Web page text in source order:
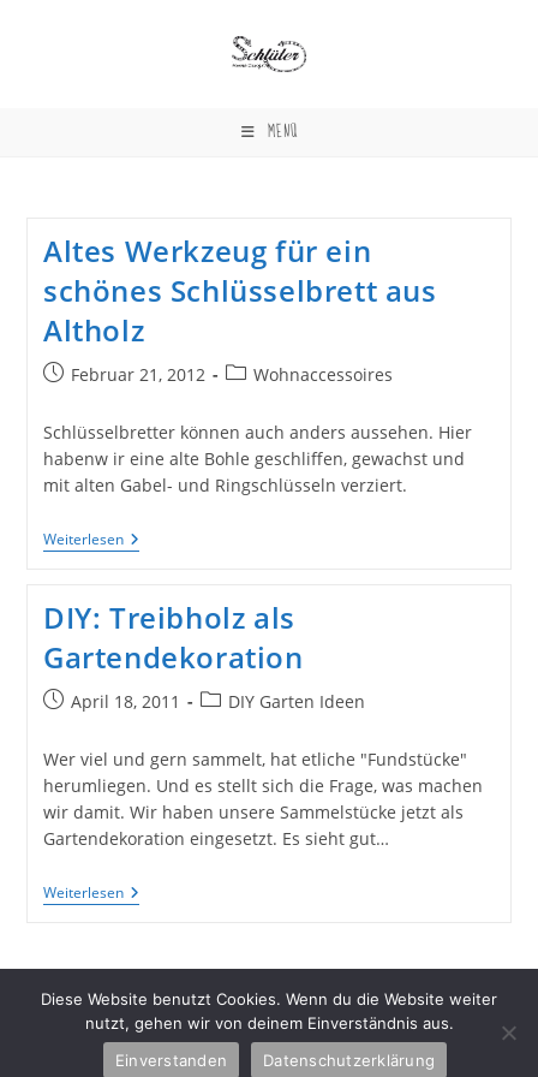
MENÜ
Altes Werkzeug für ein
schönes Schlüsselbrett aus
Altholz
BeitragFebruar 21, 2012
Beitrags-
Wohnaccessoires
Schlüsselbretter können auch anders aussehen. Hier
habenw ir eine alte Bohle geschliffen, gewachst und
mit alten Gabel- und Ringschlüsseln verziert.
WeiterlesenAltes
Werkzeug
Schönes
Schlüsselbrett
Aus
Altholz
DIY: Treibholz als
Gartendekoration
BeitragApril 18, 2011
Beitrags-
DIY Garten Ideen
Wer viel und gern sammelt, hat etliche "Fundstücke"
herumliegen. Und es stellt sich die Frage, was machen
wir damit. Wir haben unsere Sammelstücke jetzt als
Gartendekoration eingesetzt. Es sieht gut…
WeiterlesenDIY:
Treibholz
Copyright 2026 - Schlüter Home Design
Diese Website benutzt Cookies. Wenn du die Website weiter
nutzt, gehen wir von deinem Einverständnis aus.
Einverstanden
Datenschutzerklärung